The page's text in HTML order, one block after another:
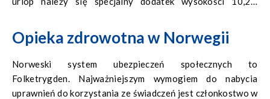
Opieka zdrowotna w Norwegii
Norweski system ubezpieczeń społecznych to
Folketrygden. Najważniejszym wymogiem do nabycia
uprawnień do korzystania ze świadczeń jest członkostwo w